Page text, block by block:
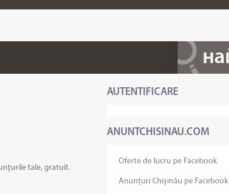
tale, gratuit.
AUTENTIFICARE
ANUNTCHISINAU.COM
Oferte de lucru pe Facebook
Anunţuri Chişinău pe Facebook